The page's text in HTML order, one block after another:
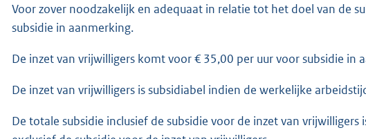
Voor zover noodzakelijk en adequaat in relatie tot het doel van de
subsidie in aanmerking.
De inzet van vrijwilligers komt voor € 35,00 per uur voor subsidie in
De inzet van vrijwilligers is subsidiabel indien de werkelijke
De totale subsidie inclusief de subsidie voor de inzet van